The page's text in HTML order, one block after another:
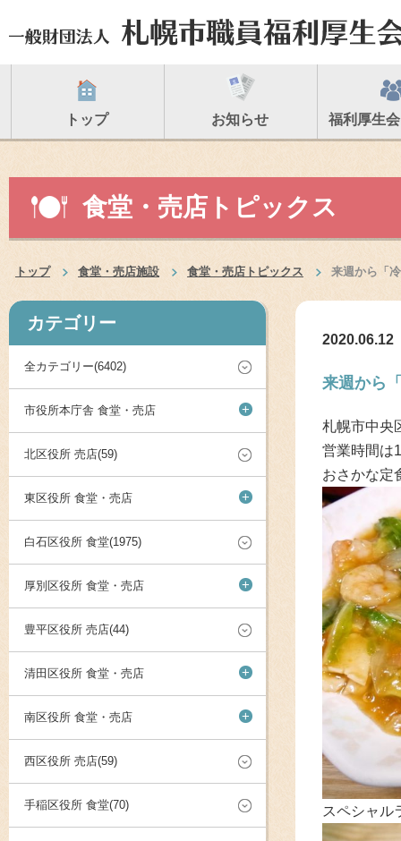
トップ お知らせ 福利厚生
食堂・売店トピックス
トップ 食堂・売店施設 食堂・売店トピックス 来週から「
カテゴリー
全カテゴリー(6402)
市役所本庁舎 食堂・売店 +
北区役所 売店(59)
東区役所 食堂・売店 +
白石区役所 食堂(1975)
厚別区役所 食堂・売店 +
豊平区役所 売店(44)
清田区役所 食堂・売店 +
南区役所 食堂・売店 +
西区役所 売店(59)
手稲区役所 食堂(70)
2020.06.12
来週から
札幌市中央
営業時間は
おさかな定
スペシャル